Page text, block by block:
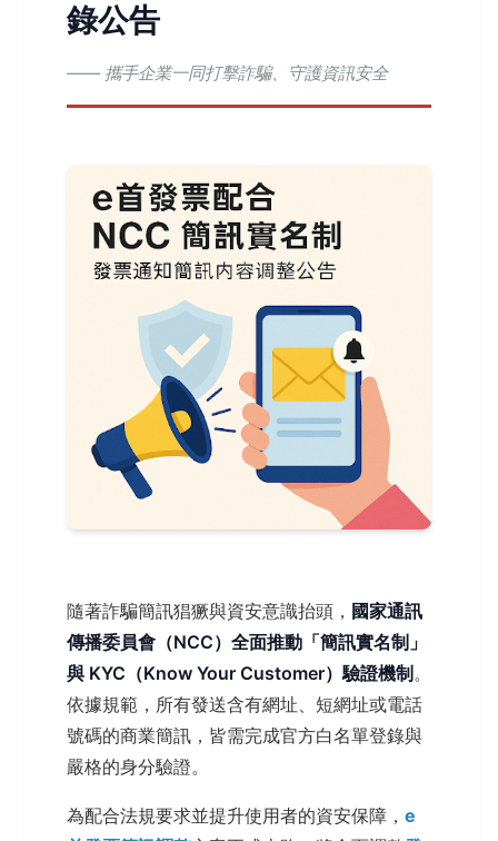
錄公告
—— 攜手企業一同打擊詐騙、守護資訊安全
隨著詐騙簡訊猖獗與資安意識抬頭， 國家通訊
傳播委員會（NCC）全面推動「簡訊實名制」
與 KYC（Know Your Customer）驗證機制 。
依據規範，所有發送含有網址、短網址或電話
號碼的商業簡訊，皆需完成官方白名單登錄與
嚴格的身分驗證。
為配合法規要求並提升使用者的資安保障， e